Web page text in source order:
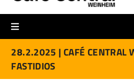
28.2.2025 | CAFÉ CENTRAL
FASTIDIOS